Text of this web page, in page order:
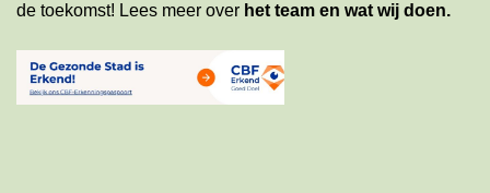
de toekomst! Lees meer over het team en wat wij doen.